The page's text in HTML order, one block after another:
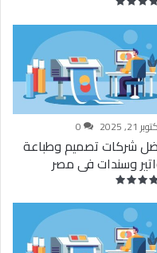
21, 2025
0
شركات تصميم وطباعة
وسندات فى مصر